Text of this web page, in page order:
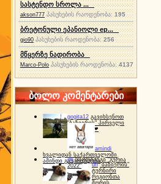
სასტენდო სროლა ...
akson777 პასუხების რაოდენობა:195
ბრეტონული ეპანიოლი ep...
gio90 პასუხების რაოდენობა:256
მწყერზე ნადირობა
Marco-Polo პასუხების რაოდენობა:4137
ბოლო კომენტარები
gogita12 გავიხსენოთ
"ბაზიერის" პირველი
ტურნირი ❤
amindi
ხვალიდან საქართველოში
ამინდი გაუარესდება
dh სპორტინგი "გურია
2022"
dh "ბაზიერის"
ტურნირი
რეგიონთა
შორის